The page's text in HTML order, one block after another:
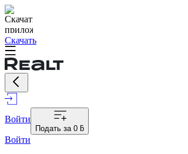
Скачать
Войти
Подать за 0 ƃ
Войти